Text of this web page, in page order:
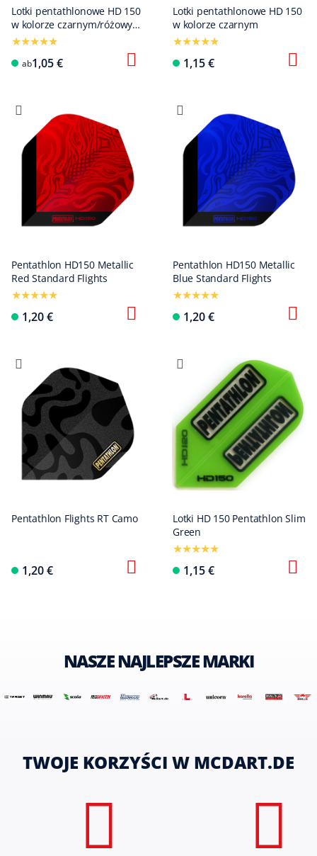
Lotki pentathlonowe HD 150
w kolorze czarnym/różowym
Slim
ab1,05 €
Lotki pentathlonowe HD 150
w kolorze czarnym
1,15 €
Pentathlon HD150 Metallic
Red Standard Flights
1,20 €
Pentathlon HD150 Metallic
Blue Standard Flights
1,20 €
Pentathlon Flights RT Camo
1,20 €
Lotki HD 150 Pentathlon Slim
Green
1,15 €
NASZE NAJLEPSZE MARKI
TWOJE KORZYŚCI W MCDART.DE